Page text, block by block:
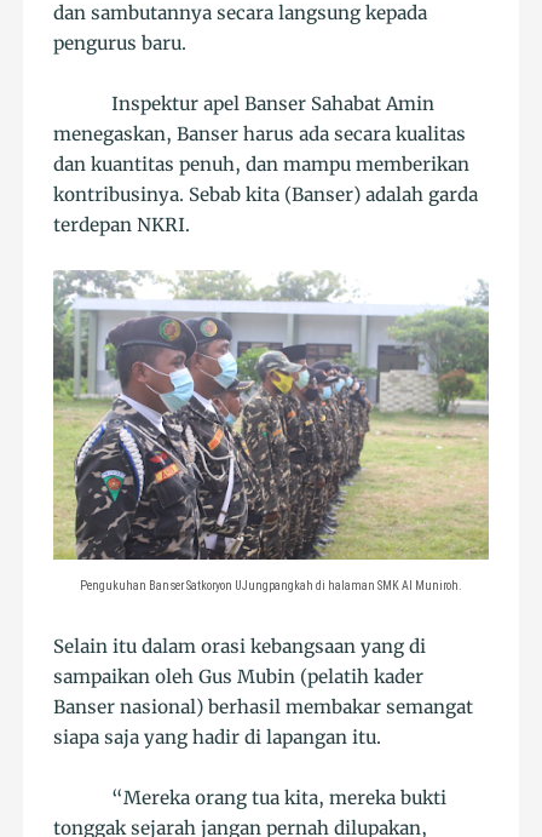
dan sambutannya secara langsung kepada
pengurus baru.
Inspektur apel Banser Sahabat Amin
menegaskan, Banser harus ada secara kualitas
dan kuantitas penuh, dan mampu memberikan
kontribusinya. Sebab kita (Banser) adalah garda
terdepan NKRI.
Pengukuhan Banser Satkoryon UJungpangkah di halaman SMK Al Muniroh.
Selain itu dalam orasi kebangsaan yang di
sampaikan oleh Gus Mubin (pelatih kader
Banser nasional) berhasil membakar semangat
siapa saja yang hadir di lapangan itu.
“Mereka orang tua kita, mereka bukti
tonggak sejarah jangan pernah dilupakan,